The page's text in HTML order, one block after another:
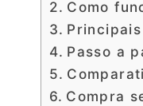
Como
Passo a
Compra